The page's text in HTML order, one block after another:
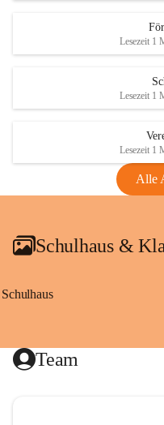
Lesezeit 1
Lesezeit 1
Lesezeit 1
Alle
Schulhaus &
Schulhaus
Team